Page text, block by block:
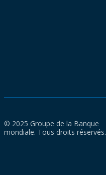
© 2025 Groupe de la Banque
mondiale. Tous droits réservés.